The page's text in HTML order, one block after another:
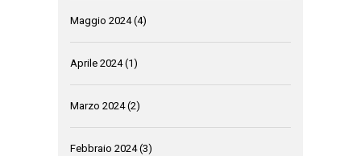
Maggio 2024(4)
Aprile 2024(1)
Marzo 2024(2)
Febbraio 2024(3)